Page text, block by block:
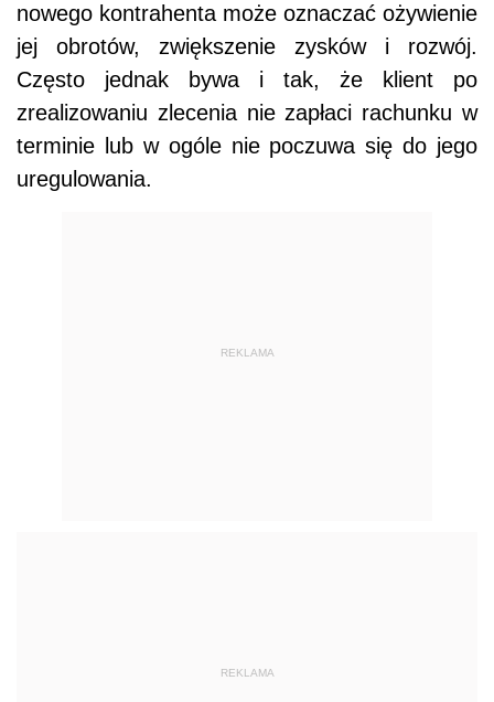
nowego kontrahenta może oznaczać ożywienie
jej obrotów, zwiększenie zysków i rozwój.
Często jednak bywa i tak, że klient po
zrealizowaniu zlecenia nie zapłaci rachunku w
terminie lub w ogóle nie poczuwa się do jego
uregulowania.
REKLAMA
REKLAMA